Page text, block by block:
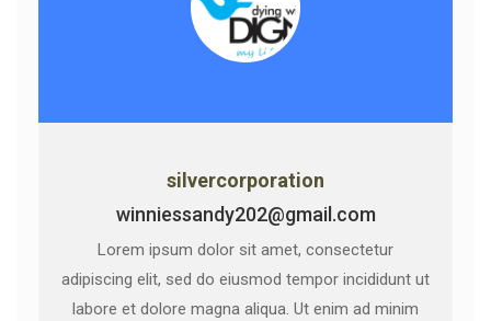
silvercorporation
winniessandy202@gmail.com
Lorem ipsum dolor sit amet, consectetur
adipiscing elit, sed do eiusmod tempor incididunt ut
labore et dolore magna aliqua. Ut enim ad minim